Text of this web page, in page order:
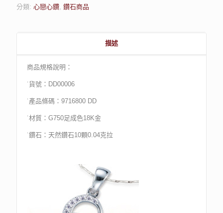
分類: 心戀心鑽, 鑽石商品
描述
商品規格說明：
˙貨號：DD00006
˙產品條碼：9716800 DD
˙材質：G750足成色18K金
˙鑽石：天然鑽石10顆0.04克拉